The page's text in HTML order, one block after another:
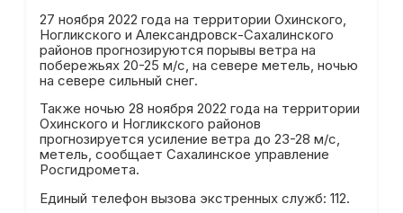
27 ноября 2022 года на территории Охинского,
Ногликского и Александровск-Сахалинского
районов прогнозируются порывы ветра на
побережьях 20-25 м/с, на севере метель, ночью
на севере сильный снег.
Также ночью 28 ноября 2022 года на территории
Охинского и Ногликского районов
прогнозируется усиление ветра до 23-28 м/c,
метель, сообщает Сахалинское управление
Росгидромета.
Единый телефон вызова экстренных служб: 112.